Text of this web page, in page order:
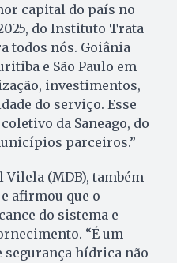
capital do país no
do Instituto Trata
todos nós. Goiânia
e São Paulo em
investimentos,
do serviço. Esse
da Saneago, do
parceiros.”
Vilela (MDB), também
afirmou que o
do sistema e
“É um
hídrica não